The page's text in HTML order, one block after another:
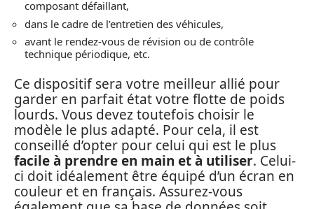
composant défaillant,
dans le cadre de l’entretien des véhicules,
avant le rendez-vous de révision ou de contrôle
technique périodique, etc.
Ce dispositif sera votre meilleur allié pour
garder en parfait état votre flotte de poids
lourds. Vous devez toutefois choisir le
modèle le plus adapté. Pour cela, il est
conseillé d’opter pour celui qui est le plus
facile à prendre en main et à utiliser. Celui-
ci doit idéalement être équipé d’un écran en
couleur et en français. Assurez-vous